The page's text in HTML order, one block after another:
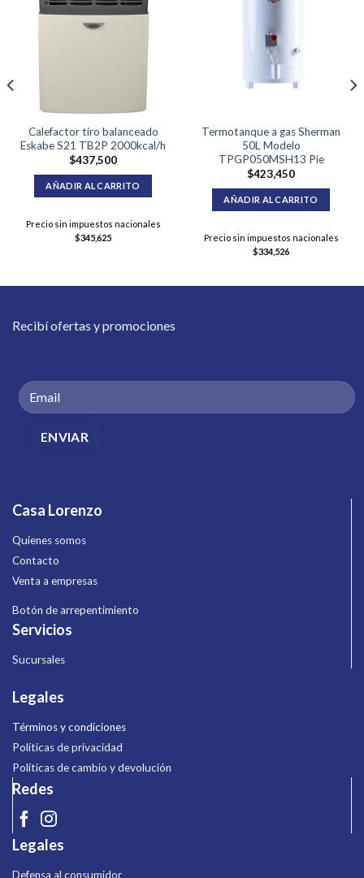
Calefactor tiro balanceado
Eskabe S21 TB2P 2000kcal/h
$437,500
AÑADIR AL CARRITO
Precio sin impuestos nacionales
$345,625
Termotanque a gas Sherman
50L Modelo
TPGP050MSH13 Pie
$423,450
AÑADIR AL CARRITO
Precio sin impuestos nacionales
$334,526
Recibí ofertas y promociones
Casa Lorenzo
Quienes somos
Contacto
Venta a empresas
Botón de arrepentimiento
Servicios
Sucursales
Legales
Términos y condiciones
Políticas de privacidad
Políticas de cambio y devolución
Redes
Legales
Defensa al consumidor